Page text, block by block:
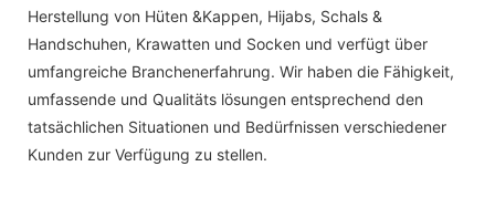
Herstellung von Hüten &Kappen, Hijabs, Schals &
Handschuhen, Krawatten und Socken und verfügt über
umfangreiche Branchenerfahrung. Wir haben die Fähigkeit,
umfassende und Qualitäts lösungen entsprechend den
tatsächlichen Situationen und Bedürfnissen verschiedener
Kunden zur Verfügung zu stellen.